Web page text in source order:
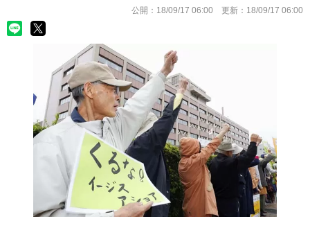
公開： 18/09/17 06:00 更新： 18/09/17 06:00